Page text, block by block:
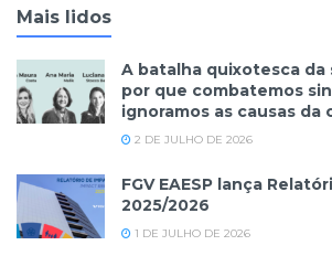
Mais lidos
A batalha quixotesca da
por que combatemos
ignoramos as causas da
2 DE JULHO DE 2026
FGV EAESP lança
2025/2026
1 DE JULHO DE 2026